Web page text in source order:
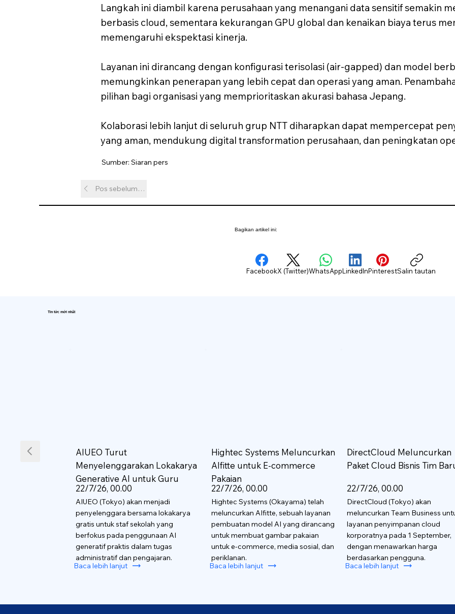
Langkah ini diambil karena perusahaan yang menangani data sensitif semakin
berbasis cloud, sementara kekurangan GPU global dan kenaikan biaya terus
memengaruhi ekspektasi kinerja.
Layanan ini dirancang dengan konfigurasi terisolasi (air-gapped) dan model
memungkinkan penerapan yang lebih cepat dan operasi yang aman.
pilihan bagi organisasi yang memprioritaskan akurasi bahasa Jepang.
Kolaborasi lebih lanjut di seluruh grup NTT diharapkan dapat mempercepat
yang aman, mendukung digital transformation perusahaan, dan peningkatan
Sumber: Siaran pers
Pos sebelumnya
Bagikan artikel ini:
FacebookX (Twitter)WhatsAppLinkedInPinterestSalin tautan
Tin tức mới nhất
AIUEO Turut
Menyelenggarakan Lokakarya
Generative AI untuk Guru
22/7/26, 00.00
AIUEO (Tokyo) akan menjadi
penyelenggara bersama lokakarya
gratis untuk staf sekolah yang
berfokus pada penggunaan AI
generatif praktis dalam tugas
administratif dan pengajaran.
Baca lebih lanjut
Hightec Systems Meluncurkan
AIfitte untuk E-commerce
Pakaian
22/7/26, 00.00
Hightec Systems (Okayama) telah
meluncurkan AIfitte, sebuah layanan
pembuatan model AI yang dirancang
untuk membuat gambar pakaian
untuk e-commerce, media sosial, dan
periklanan.
Baca lebih lanjut
DirectCloud Meluncurkan
Paket Cloud Bisnis Tim
22/7/26, 00.00
DirectCloud (Tokyo) akan
meluncurkan Team Business
layanan penyimpanan cloud
korporatnya pada 1 September,
dengan menawarkan harga
berdasarkan pengguna.
Baca lebih lanjut